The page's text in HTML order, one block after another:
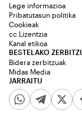
JARRAITU
Lege informazioa
Pribatutasun politika
Cookieak
cc Lizentzia
Kanal etikoa
BESTELAKO
Bidera zerbitzuak
Midas Media